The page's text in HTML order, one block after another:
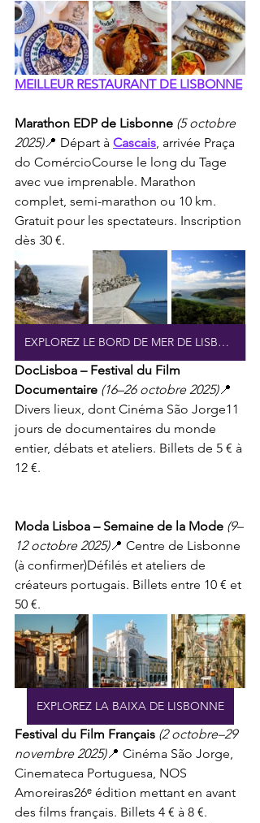
MEILLEUR RESTAURANT DE LISBONNE
Marathon EDP de Lisbonne (5 octobre
2025)📍 Départ à Cascais, arrivée Praça
do ComércioCourse le long du Tage
avec vue imprenable. Marathon
complet, semi-marathon ou 10 km.
Gratuit pour les spectateurs. Inscription
dès 30 €.
EXPLOREZ LE BORD DE MER DE LISBONNE
DocLisboa – Festival du Film
Documentaire (16–26 octobre 2025)📍
Divers lieux, dont Cinéma São Jorge11
jours de documentaires du monde
entier, débats et ateliers. Billets de 5 € à
12 €.
Moda Lisboa – Semaine de la Mode (9–
12 octobre 2025)📍 Centre de Lisbonne
(à confirmer)Défilés et ateliers de
créateurs portugais. Billets entre 10 € et
50 €.
EXPLOREZ LA BAIXA DE LISBONNE
Festival du Film Français (2 octobre–29
novembre 2025)📍 Cinéma São Jorge,
Cinemateca Portuguesa, NOS
Amoreiras26ᵉ édition mettant en avant
des films français. Billets 4 € à 8 €.